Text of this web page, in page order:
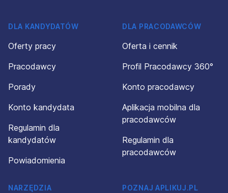
DLA KANDYDATÓW
Oferty pracy
Pracodawcy
Porady
Konto kandydata
Regulamin dla
kandydatów
Powiadomienia
DLA PRACODAWCÓW
Oferta i cennik
Profil Pracodawcy 360°
Konto pracodawcy
Aplikacja mobilna dla
pracodawców
Regulamin dla
pracodawców
NARZĘDZIA
POZNAJ APLIKUJ.PL